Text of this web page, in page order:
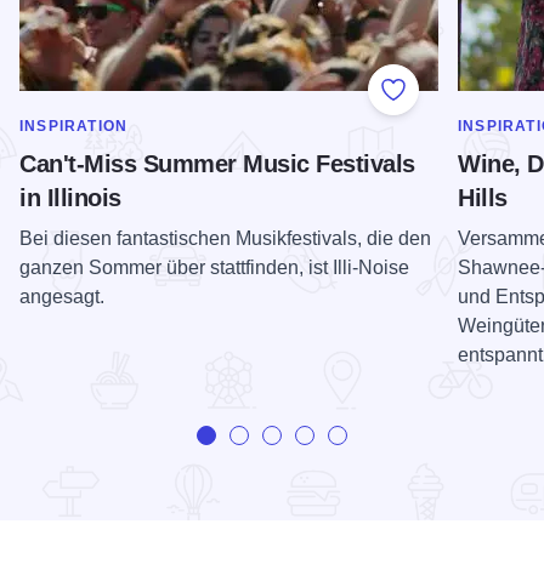
Add to Favorites
MEHR ANZEIGEN IN DER KATEGORIE
INSPIRATION
Can't-Miss Summer Music Festivals
in Illinois
Bei diesen fantastischen Musikfestivals, die den
ganzen Sommer über stattfinden, ist Illi-Noise
angesagt.
MEHR
Wine,
Hills
und